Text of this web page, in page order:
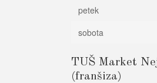
petek
sobota
TUŠ Market
(franšiza)